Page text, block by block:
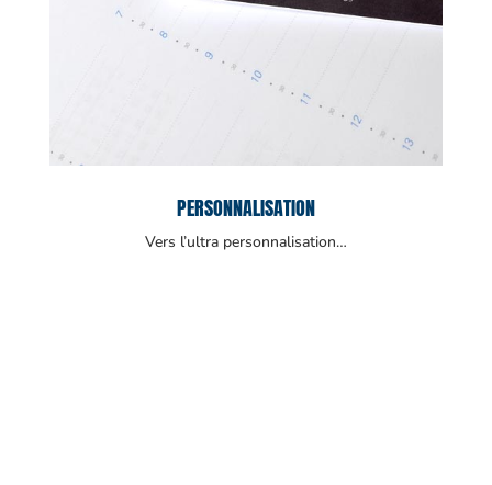
PERSONNALISATION
Vers l’ultra personnalisation…